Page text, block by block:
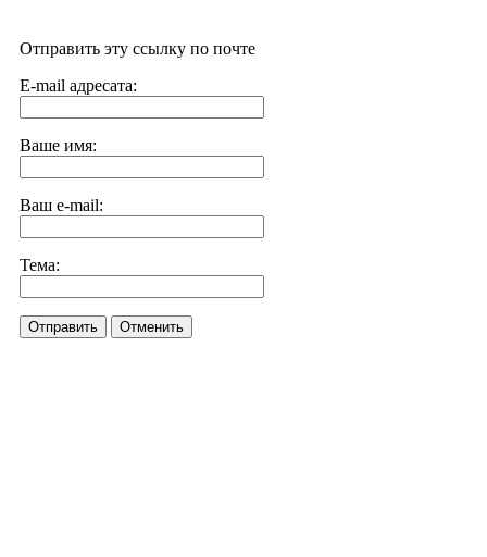
Отправить эту ссылку по почте
E-mail адресата:
Ваше имя:
Ваш e-mail:
Тема:
Отправить Отменить